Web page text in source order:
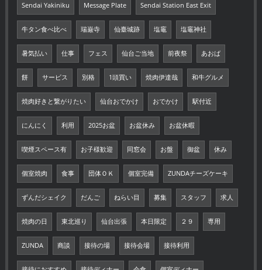
Sendai Yakiniku Message Plate Sendai Station East Exit
牛タン食べ比べ 瑞巌寺 仙臺城跡 塩竈 塩竈神社
暑気払い 仕事 フェス 仙台ご当地 前夜祭 あおば
餅 サービス 別格 1頭買い 焼肉伊達哉 和牛グルメ
焼肉好きと繋がりたい 仙台おでかけ おでかけ 駅付近
にんにく 利用 2025お盆 お盆休み お盆休暇
喫煙スペース有 お子様歓迎 同窓会 お盤 御盆 休み
個室焼肉 食事 団体ＯＫ 個室完備 ZUNDAチーズケーキ
ずんだシェイク だんご ねらい目 募集 スタッフ 求人
焼肉の日 東北巡り 仙台出張 本日限定 ２９ 専用
ZUNDA 商談 接待の場 接待会場 接待利用